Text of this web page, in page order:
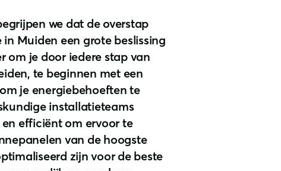
we dat de overstap
Muiden een grote beslissing
om je door iedere stap van
te beginnen met een
je energiebehoeften te
installatieteams
efficiënt om ervoor te
van de hoogste
zijn voor de beste